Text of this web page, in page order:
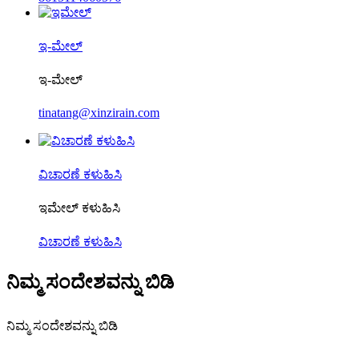
ಇ-ಮೇಲ್
ಇ-ಮೇಲ್
tinatang@xinzirain.com
ವಿಚಾರಣೆ ಕಳುಹಿಸಿ
ಇಮೇಲ್ ಕಳುಹಿಸಿ
ವಿಚಾರಣೆ ಕಳುಹಿಸಿ
ನಿಮ್ಮ ಸಂದೇಶವನ್ನು ಬಿಡಿ
ನಿಮ್ಮ ಸಂದೇಶವನ್ನು ಬಿಡಿ